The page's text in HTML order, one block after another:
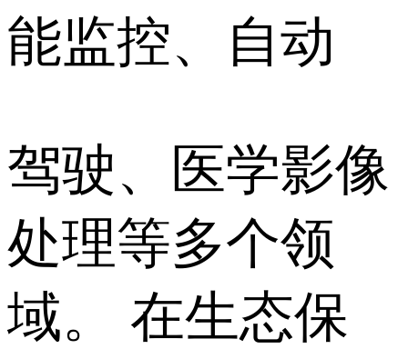
能监控、自动
驾驶、医学影像
处理等多个领
域。 在生态保